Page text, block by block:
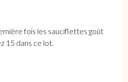
fois les sauciflettes goût
15 dans ce lot.